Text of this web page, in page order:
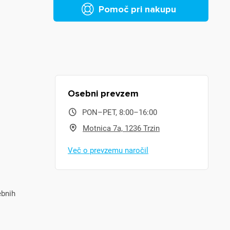
Pomoč pri nakupu
Osebni prevzem
PON–PET, 8:00–16:00
Motnica 7a, 1236 Trzin
Več o prevzemu naročil